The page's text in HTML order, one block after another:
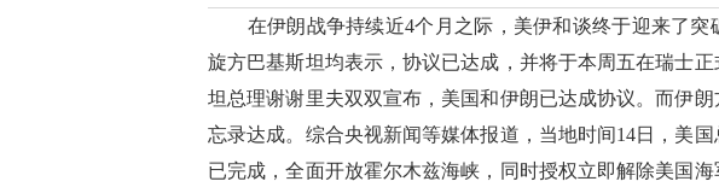
在伊朗战争持续近4个月之际，美伊和谈终于迎来了突
旋方巴基斯坦均表示，协议已达成，并将于本周五在瑞士
坦总理谢谢里夫双双宣布，美国和伊朗已达成协议。而伊
忘录达成。综合央视新闻等媒体报道，当地时间14日，美
已完成，全面开放霍尔木兹海峡，同时授权立即解除美国